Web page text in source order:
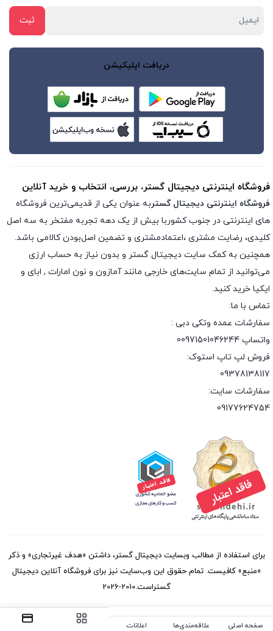
دریافت اپلیکیشن
فروشگاه اینترنتی دیجیتال گستر، بررسی، انتخاب و خرید آنلاین
فروشگاه اینترنتی دیجیتال گستربه عنوان یکی از قدیمی‌ترین فروشگاه
های اینترنتی در جنوب کشوربا بیش از یک دهه تجربه مفتخر به سه اصل
کلیدی، رضایت مشتری ،اعتمادمشتری و تضمین اصل‌بودن کالامی باشد.
همچنین به کمک سایت دیجیتال گستر و بدون نیاز به حساب ارزی
می‌توانید از تمام سایت‌های خارجی مانند آمازون و نون امارات , ابای و
ایکیا خرید کنید.
تماس با ما:
سفارشات عمده وتکی دبی :
واتساپ 00971501046244
فروش لپ تاپ استوک:
09378138117
سفارشات سایت:
09177624754
برای استفاده از مطالب وبسایت دیجیتال گستر، داشتن «هدف غیرتجاری» و ذکر
«منبع» کافیست. تمام حقوق اين وب‌سايت نیز برای فروشگاه آنلاین دیجیتال
گستراست.2010-2026
صفحه اصلی علاقه‌مندی‌ها
اعلانات